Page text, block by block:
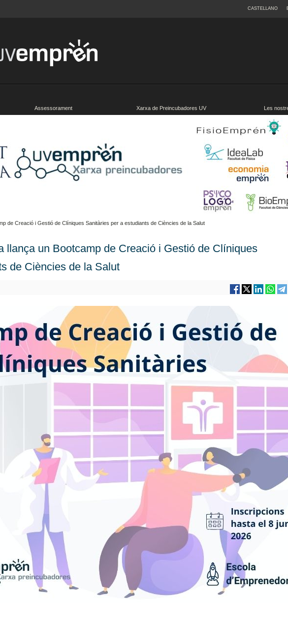
CASTELLANO
Assessorament Xarxa de Preincubadores UV Les
de Creació i Gestió de Clíniques Sanitàries per a estudiants de Ciències de la Salut
llança un Bootcamp de Creació i Gestió de Clíniques
de Ciències de la Salut